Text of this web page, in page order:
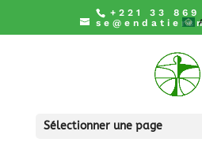
+221 33
Sélectionner une page